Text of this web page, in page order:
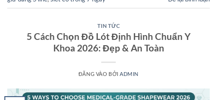
TIN TỨC
5 Cách Chọn Đồ Lót Định Hình Chuẩn Y
Khoa 2026: Đẹp & An Toàn
ĐĂNG VÀO BỞIADMIN